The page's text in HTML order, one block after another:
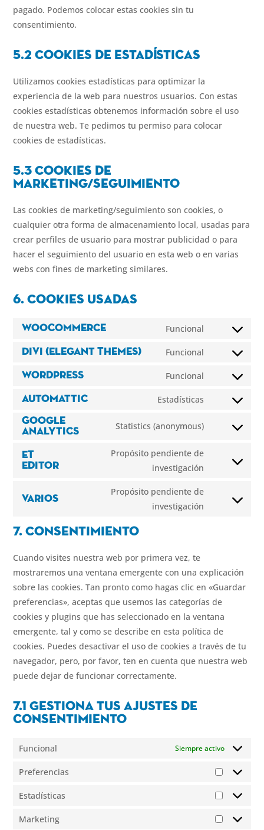
pagado. Podemos colocar estas cookies sin tu
consentimiento.
5.2 Cookies de estad ísticas
Utilizamos cookies estadísticas para optimizar la
experiencia de la web para nuestros usuarios. Con estas
cookies estadísticas obtenemos información sobre el uso
de nuestra web. Te pedimos tu permiso para colocar
cookies de estadísticas.
5.3 Cookies de
marketing/seguimiento
Las cookies de marketing/seguimiento son cookies, o
cualquier otra forma de almacenamiento local, usadas para
crear perfiles de usuario para mostrar publicidad o para
hacer el seguimiento del usuario en esta web o en varias
webs con fines de marketing similares.
6. Cookies usadas
WooCommerce Funcional
Consent
Divi (Elegant Themes) Funcional
Consent
themes)
WordPress Funcional
Consent
wordpress
Automattic Estadísticas
Consent
Google
Analytics
Statistics (anonymous)
Consent
service
ET
Editor
Propósito pendiente de
investigación
Consent
service
Varios
Propósito pendiente de
investigación
Consent
7. Consentimiento
Cuando visites nuestra web por primera vez, te
mostraremos una ventana emergente con una explicación
sobre las cookies. Tan pronto como hagas clic en «Guardar
preferencias», aceptas que usemos las categorías de
cookies y plugins que has seleccionado en la ventana
emergente, tal y como se describe en esta política de
cookies. Puedes desactivar el uso de cookies a través de tu
navegador, pero, por favor, ten en cuenta que nuestra web
puede dejar de funcionar correctamente.
7.1 Gestiona tus ajustes de
consentimiento
Funcional Siempre activo
Preferencias
Estadísticas
Marketing
Marketing